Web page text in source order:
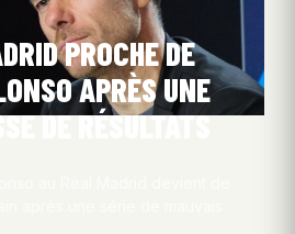
PROCHE DE
APRÈS UNE
DE RÉSULTATS